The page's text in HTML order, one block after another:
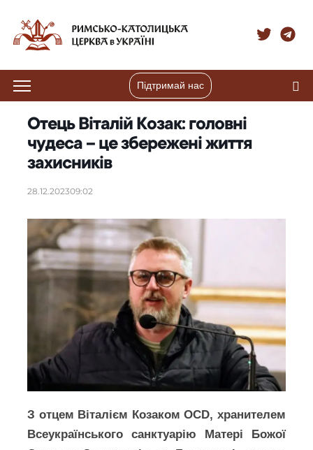
Підтримай нас
Отець Віталій Козак: головні
чудеса – це збережені життя
захисників
28.12.202309:02
З отцем Віталієм Козаком OCD, хранителем
Всеукраїнського санктуарію Матері Божої